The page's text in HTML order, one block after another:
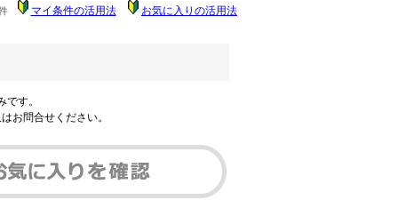
マイ条件の活用法 お気に入りの活用法
す。
お問合せください。